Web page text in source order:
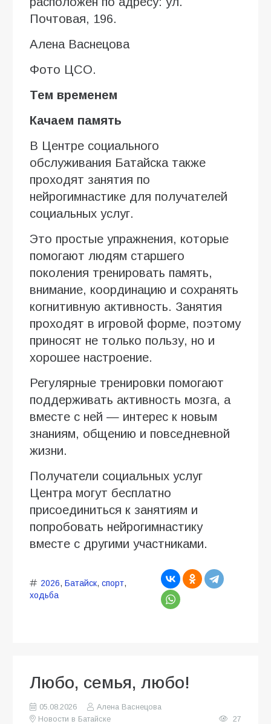
Почтовая, 196.
Алена Васнецова
Фото ЦСО.
Тем временем
Качаем память
В Центре социального
обслуживания Батайска также
проходят занятия по
нейрогимнастике для получателей
социальных услуг.
Это простые упражнения, которые
помогают людям старшего
поколения тренировать память,
внимание, координацию и сохранять
когнитивную активность. Занятия
проходят в игровой форме, поэтому
приносят не только пользу, но и
хорошее настроение.
Регулярные тренировки помогают
поддерживать активность мозга, а
вместе с ней — интерес к новым
знаниям, общению и повседневной
жизни.
Получатели социальных услуг
Центра могут бесплатно
присоединиться к занятиям и
попробовать нейрогимнастику
вместе с другими участниками.
2026, Батайск, спорт,
ходьба
Любо, семья, любо!
05.08.2026
Алена Васнецова
Новости в Батайске
27